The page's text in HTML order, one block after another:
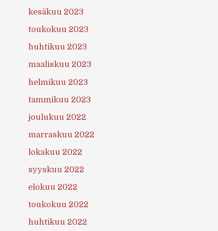
kesäkuu 2023
toukokuu 2023
huhtikuu 2023
maaliskuu 2023
helmikuu 2023
tammikuu 2023
joulukuu 2022
marraskuu 2022
lokakuu 2022
syyskuu 2022
elokuu 2022
toukokuu 2022
huhtikuu 2022